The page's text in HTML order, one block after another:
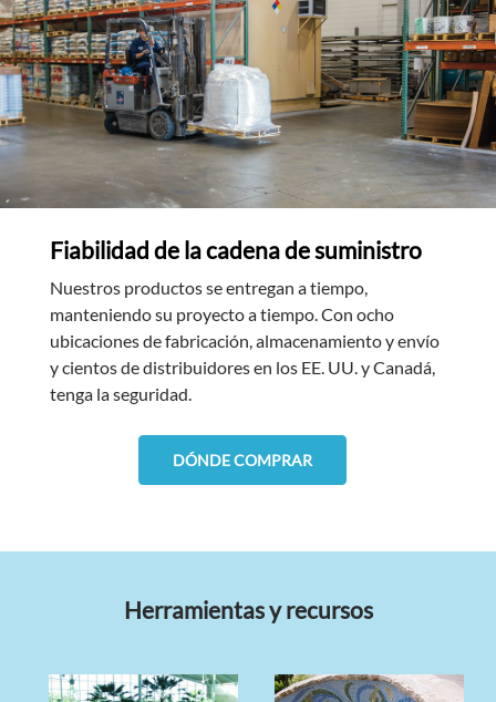
Fiabilidad de la cadena de suministro
Nuestros productos se entregan a tiempo,
manteniendo su proyecto a tiempo. Con ocho
ubicaciones de fabricación, almacenamiento y envío
y cientos de distribuidores en los EE. UU. y Canadá,
tenga la seguridad.
DÓNDE COMPRAR
Herramientas y recursos